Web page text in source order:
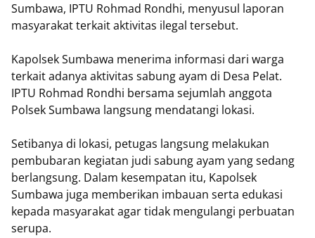
Sumbawa, IPTU Rohmad Rondhi, menyusul laporan
masyarakat terkait aktivitas ilegal tersebut.
Kapolsek Sumbawa menerima informasi dari warga
terkait adanya aktivitas sabung ayam di Desa Pelat.
IPTU Rohmad Rondhi bersama sejumlah anggota
Polsek Sumbawa langsung mendatangi lokasi.
Setibanya di lokasi, petugas langsung melakukan
pembubaran kegiatan judi sabung ayam yang sedang
berlangsung. Dalam kesempatan itu, Kapolsek
Sumbawa juga memberikan imbauan serta edukasi
kepada masyarakat agar tidak mengulangi perbuatan
serupa.